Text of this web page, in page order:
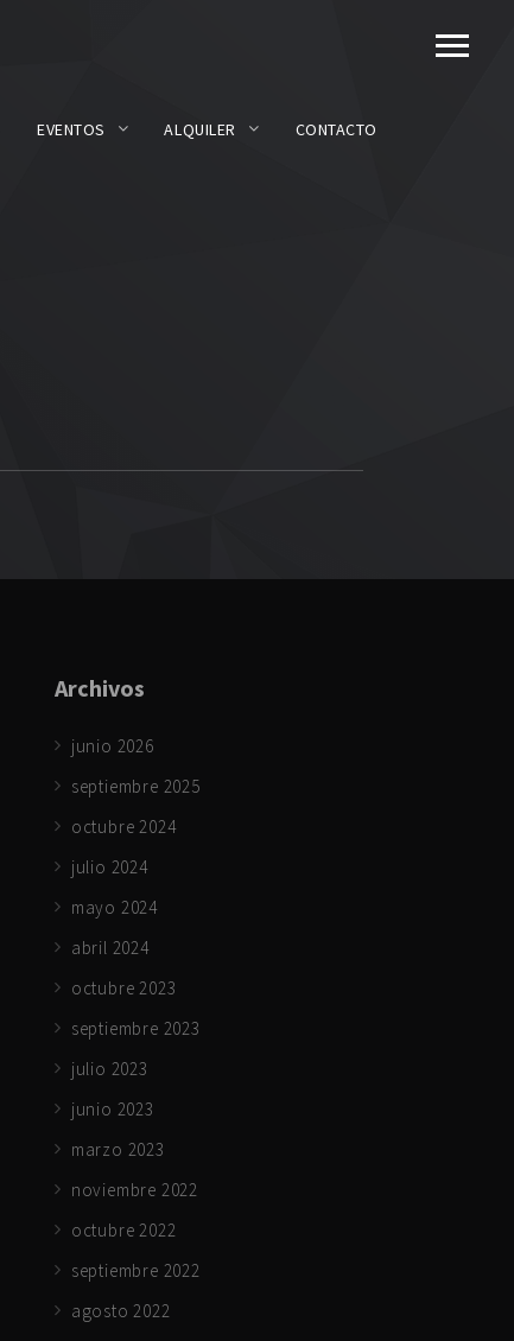
EVENTOS ALQUILER CONTACTO
Archivos
junio 2026
septiembre 2025
octubre 2024
julio 2024
mayo 2024
abril 2024
octubre 2023
septiembre 2023
julio 2023
junio 2023
marzo 2023
noviembre 2022
octubre 2022
septiembre 2022
agosto 2022